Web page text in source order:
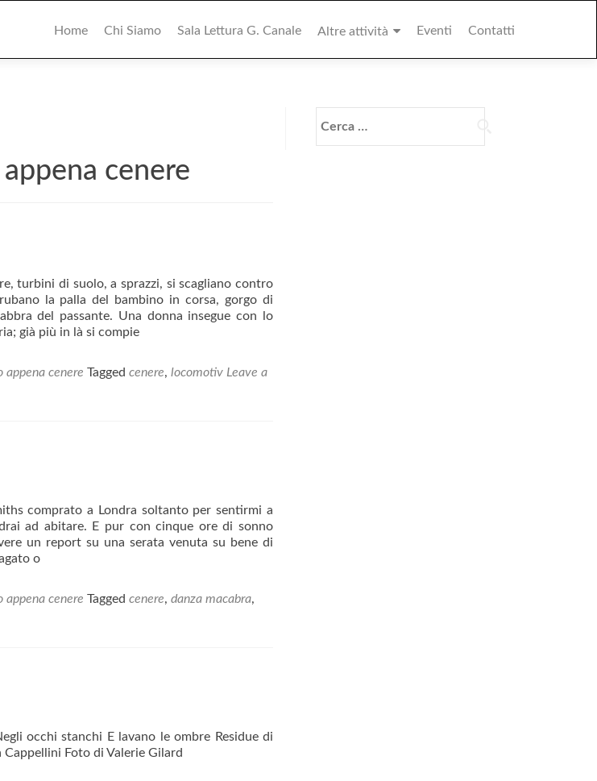
Menu
Home Chi Siamo Sala Lettura G. Canale Altre attività Eventi Contatti
cenere
turbini di suolo, a sprazzi, si scagliano contro
la palla del bambino in corsa, gorgo di
del passante. Una donna insegue con lo
già più in là si compie
appena cenere Tagged cenere, locomotiv Leave a
comprato a Londra soltanto per sentirmi a
ad abitare. E pur con cinque ore di sonno
un report su una serata venuta su bene di
o
appena cenere Tagged cenere, danza macabra,
occhi stanchi E lavano le ombre Residue di
Foto di Valerie Gilard
per: